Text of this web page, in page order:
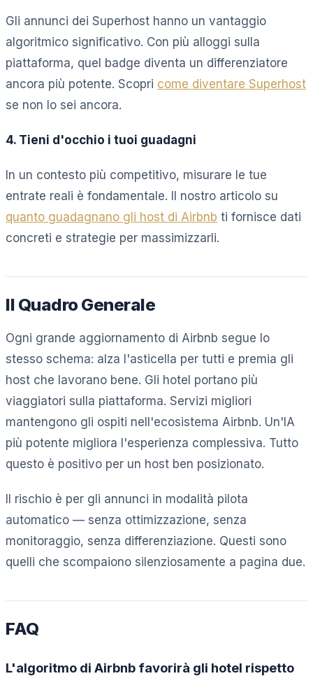
Gli annunci dei Superhost hanno un vantaggio
algoritmico significativo. Con più alloggi sulla
piattaforma, quel badge diventa un differenziatore
ancora più potente. Scopri come diventare Superhost
se non lo sei ancora.
4. Tieni d'occhio i tuoi guadagni
In un contesto più competitivo, misurare le tue
entrate reali è fondamentale. Il nostro articolo su
quanto guadagnano gli host di Airbnb ti fornisce dati
concreti e strategie per massimizzarli.
Il Quadro Generale
Ogni grande aggiornamento di Airbnb segue lo
stesso schema: alza l'asticella per tutti e premia gli
host che lavorano bene. Gli hotel portano più
viaggiatori sulla piattaforma. Servizi migliori
mantengono gli ospiti nell'ecosistema Airbnb. Un'IA
più potente migliora l'esperienza complessiva. Tutto
questo è positivo per un host ben posizionato.
Il rischio è per gli annunci in modalità pilota
automatico — senza ottimizzazione, senza
monitoraggio, senza differenziazione. Questi sono
quelli che scompaiono silenziosamente a pagina due.
FAQ
L'algoritmo di Airbnb favorirà gli hotel rispetto